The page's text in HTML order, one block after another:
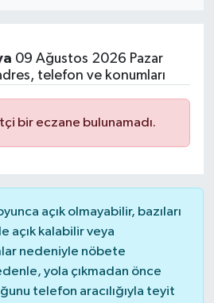
09 Ağustos 2026 Pazar
telefon ve konumları
bir eczane bulunamadı.
açık olmayabilir, bazıları
açık kalabilir veya
nedeniyle nöbete
yola çıkmadan önce
telefon aracılığıyla teyit